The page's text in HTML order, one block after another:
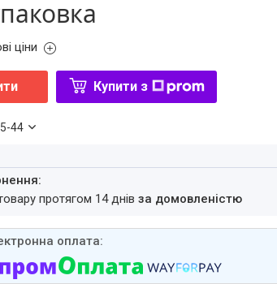
ціни
Купити з
44
протягом 14 днівза домовленістю